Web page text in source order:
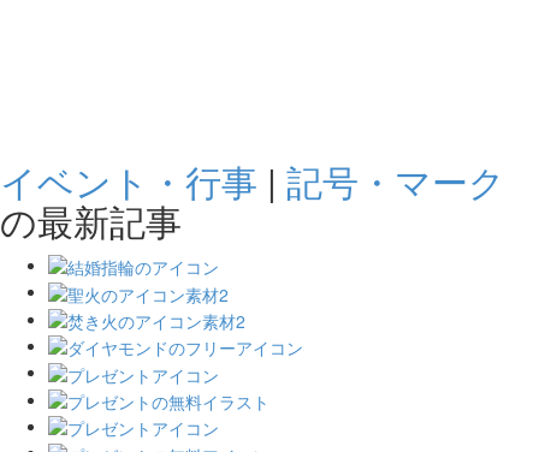
イベント・行事 | 記号・マーク
の最新記事